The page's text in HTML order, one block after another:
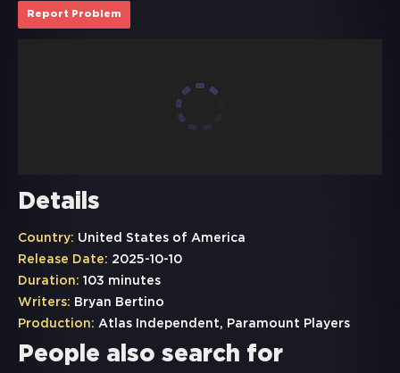
Report Problem
Details
Country: United States of America
Release Date: 2025-10-10
Duration: 103 minutes
Writers: Bryan Bertino
Production: Atlas Independent, Paramount Players
People also search for